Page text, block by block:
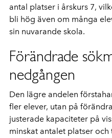
antal platser i årskurs 7,
bli hög även om många
sin nuvarande skola.
Förändrade
nedgången
Den lägre andelen
fler elever, utan på
justerade kapaciteter på
minskat antalet platser